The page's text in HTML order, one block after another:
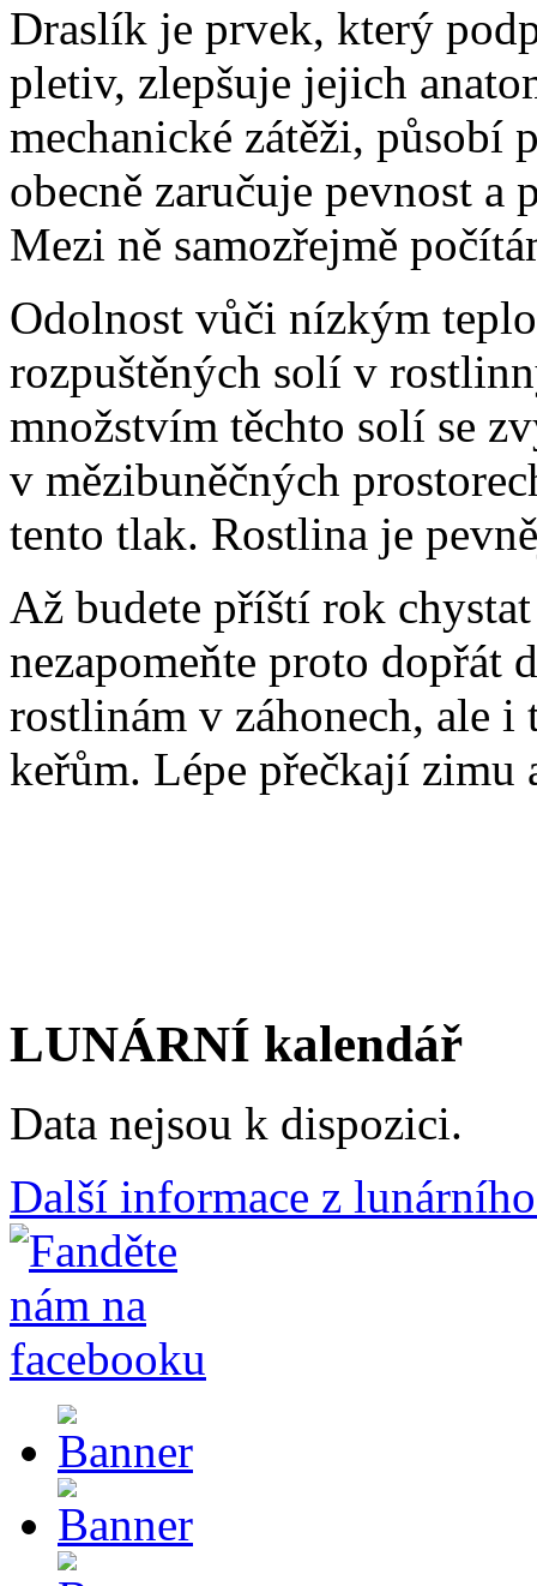
Draslík je prvek, který
pletiv, zlepšuje jejich
mechanické zátěži, působí
obecně zaručuje pevnost a
Mezi ně samozřejmě
Odolnost vůči nízkým
rozpuštěných solí v
množstvím těchto solí se
v mězibuněčných
tento tlak. Rostlina je
Až budete příští rok
nezapomeňte proto dopřát
rostlinám v záhonech, ale i
keřům. Lépe přečkají zimu
LUNÁRNÍ kalendář
Data nejsou k dispozici.
Další informace z